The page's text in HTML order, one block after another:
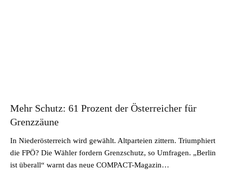
Mehr Schutz: 61 Prozent der Österreicher für
Grenzzäune
In Niederösterreich wird gewählt. Altparteien zittern. Triumphiert
die FPÖ? Die Wähler fordern Grenzschutz, so Umfragen. „Berlin
ist überall“ warnt das neue COMPACT-Magazin…